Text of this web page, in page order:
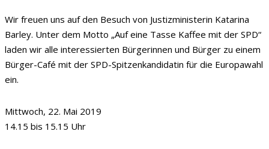
Wir freuen uns auf den Besuch von Justizministerin Katarina
Barley. Unter dem Motto „Auf eine Tasse Kaffee mit der SPD“
laden wir alle interessierten Bürgerinnen und Bürger zu einem
Bürger-Café mit der SPD-Spitzenkandidatin für die Europawahl
ein.
Mittwoch, 22. Mai 2019
14.15 bis 15.15 Uhr